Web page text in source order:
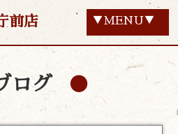
前店 ▼MENU▼
ログ